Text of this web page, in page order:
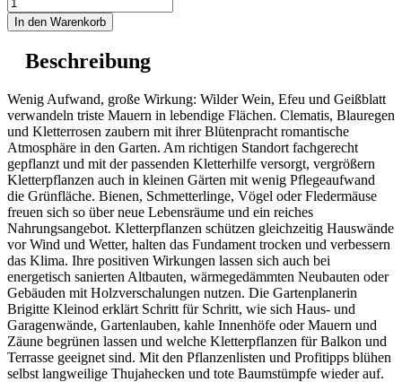
Wände
für
und
Menge
In den Warenkorb
Beschreibung
Wenig Aufwand, große Wirkung: Wilder Wein, Efeu und Geißblatt
verwandeln triste Mauern in lebendige Flächen. Clematis, Blauregen
und Kletterrosen zaubern mit ihrer Blütenpracht romantische
Atmosphäre in den Garten. Am richtigen Standort fachgerecht
gepflanzt und mit der passenden Kletterhilfe versorgt, vergrößern
Kletterpflanzen auch in kleinen Gärten mit wenig Pflegeaufwand
die Grünfläche. Bienen, Schmetterlinge, Vögel oder Fledermäuse
freuen sich so über neue Lebensräume und ein reiches
Nahrungsangebot. Kletterpflanzen schützen gleichzeitig Hauswände
vor Wind und Wetter, halten das Fundament trocken und verbessern
das Klima. Ihre positiven Wirkungen lassen sich auch bei
energetisch sanierten Altbauten, wärmegedämmten Neubauten oder
Gebäuden mit Holzverschalungen nutzen. Die Gartenplanerin
Brigitte Kleinod erklärt Schritt für Schritt, wie sich Haus- und
Garagenwände, Gartenlauben, kahle Innenhöfe oder Mauern und
Zäune begrünen lassen und welche Kletterpflanzen für Balkon und
Terrasse geeignet sind. Mit den Pflanzenlisten und Profitipps blühen
selbst langweilige Thujahecken und tote Baumstümpfe wieder auf.